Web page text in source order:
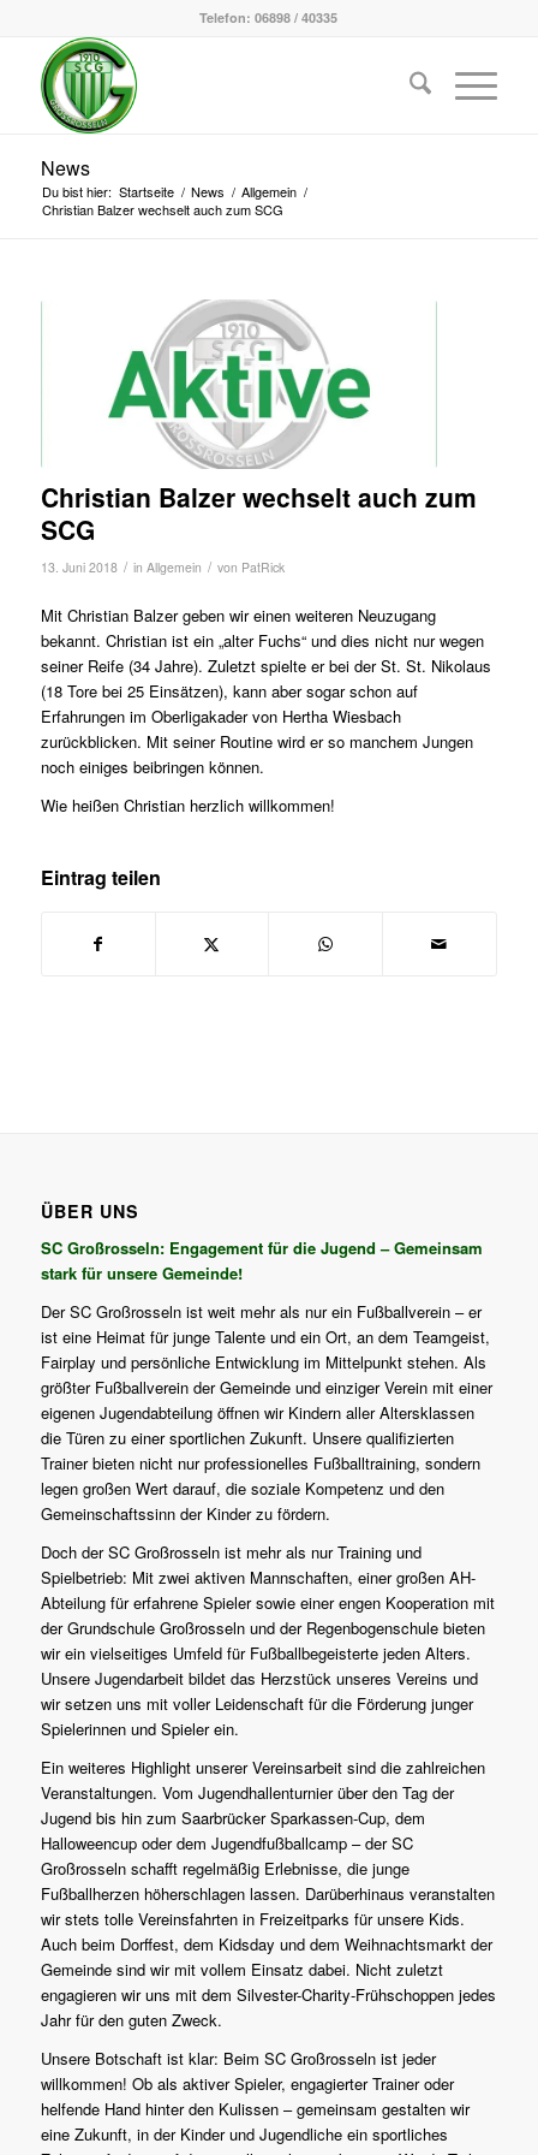
Telefon: 06898 / 40335
News
Du bist hier: Startseite / News / Allgemein /
Christian Balzer wechselt auch zum SCG
Christian Balzer wechselt auch zum
SCG
13. Juni 2018 / in Allgemein / von PatRick
Mit Christian Balzer geben wir einen weiteren Neuzugang
bekannt. Christian ist ein „alter Fuchs“ und dies nicht nur wegen
seiner Reife (34 Jahre). Zuletzt spielte er bei der St. St. Nikolaus
(18 Tore bei 25 Einsätzen), kann aber sogar schon auf
Erfahrungen im Oberligakader von Hertha Wiesbach
zurückblicken. Mit seiner Routine wird er so manchem Jungen
noch einiges beibringen können.
Wie heißen Christian herzlich willkommen!
Eintrag teilen
ÜBER UNS
SC Großrosseln: Engagement für die Jugend – Gemeinsam
stark für unsere Gemeinde!
Der SC Großrosseln ist weit mehr als nur ein Fußballverein – er
ist eine Heimat für junge Talente und ein Ort, an dem Teamgeist,
Fairplay und persönliche Entwicklung im Mittelpunkt stehen. Als
größter Fußballverein der Gemeinde und einziger Verein mit einer
eigenen Jugendabteilung öffnen wir Kindern aller Altersklassen
die Türen zu einer sportlichen Zukunft. Unsere qualifizierten
Trainer bieten nicht nur professionelles Fußballtraining, sondern
legen großen Wert darauf, die soziale Kompetenz und den
Gemeinschaftssinn der Kinder zu fördern.
Doch der SC Großrosseln ist mehr als nur Training und
Spielbetrieb: Mit zwei aktiven Mannschaften, einer großen AH-
Abteilung für erfahrene Spieler sowie einer engen Kooperation mit
der Grundschule Großrosseln und der Regenbogenschule bieten
wir ein vielseitiges Umfeld für Fußballbegeisterte jeden Alters.
Unsere Jugendarbeit bildet das Herzstück unseres Vereins und
wir setzen uns mit voller Leidenschaft für die Förderung junger
Spielerinnen und Spieler ein.
Ein weiteres Highlight unserer Vereinsarbeit sind die zahlreichen
Veranstaltungen. Vom Jugendhallenturnier über den Tag der
Jugend bis hin zum Saarbrücker Sparkassen-Cup, dem
Halloweencup oder dem Jugendfußballcamp – der SC
Großrosseln schafft regelmäßig Erlebnisse, die junge
Fußballherzen höherschlagen lassen. Darüberhinaus veranstalten
wir stets tolle Vereinsfahrten in Freizeitparks für unsere Kids.
Auch beim Dorffest, dem Kidsday und dem Weihnachtsmarkt der
Gemeinde sind wir mit vollem Einsatz dabei. Nicht zuletzt
engagieren wir uns mit dem Silvester-Charity-Frühschoppen jedes
Jahr für den guten Zweck.
Unsere Botschaft ist klar: Beim SC Großrosseln ist jeder
willkommen! Ob als aktiver Spieler, engagierter Trainer oder
helfende Hand hinter den Kulissen – gemeinsam gestalten wir
eine Zukunft, in der Kinder und Jugendliche ein sportliches